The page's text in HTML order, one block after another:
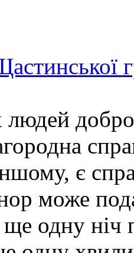
людей
є
може
одну ніч